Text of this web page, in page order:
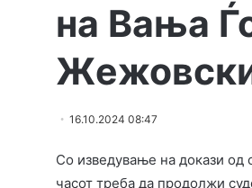
на Вања
16.10.2024 08:47
Со изведување на докази од
часот треба да продолжи